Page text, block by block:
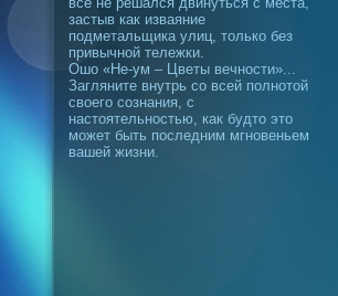
застыв как изваяние
подметальщика улиц, только без
привычной тележки.
Ошо «Не-ум – Цветы вечности»...
Загляните внутрь со всей полнотой
своего сознания, с
настоятельностью, как будто это
может быть последним мгновеньем
вашей жизни.